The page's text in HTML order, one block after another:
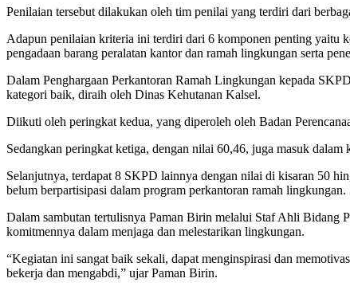
Penilaian tersebut dilakukan oleh tim penilai yang terdiri dari
Adapun penilaian kriteria ini terdiri dari 6 komponen penting yaitu
pengadaan barang peralatan kantor dan ramah lingkungan serta
Dalam Penghargaan Perkantoran Ramah Lingkungan kepada
kategori baik, diraih oleh Dinas Kehutanan Kalsel.
Diikuti oleh peringkat kedua, yang diperoleh oleh Badan
Sedangkan peringkat ketiga, dengan nilai 60,46, juga masuk
Selanjutnya, terdapat 8 SKPD lainnya dengan nilai di kisaran 50
belum berpartisipasi dalam program perkantoran ramah lingkungan.
Dalam sambutan tertulisnya Paman Birin melalui Staf Ahli Bidang
komitmennya dalam menjaga dan melestarikan lingkungan.
“Kegiatan ini sangat baik sekali, dapat menginspirasi dan
bekerja dan mengabdi,” ujar Paman Birin.